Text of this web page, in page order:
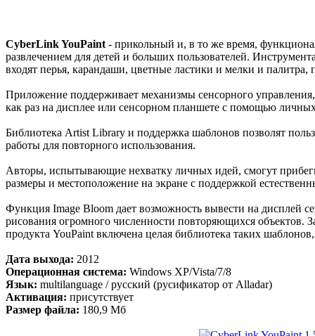
CyberLink YouPaint - прикольный и, в то же время,
развлечением для детей и больших пользователей.
входят перья, карандаши, цветные ластики и мелки и
Приложение поддерживает механизмы сенсорного
как раз на дисплее или сенсорном планшете с помощью
Библиотека Artist Library и поддержка шаблонов позволят
работы для повторного использования.
Авторы, испытывающие нехватку личных идей, смогут
размеры и местоположение на экране с поддержкой
Функция Image Bloom дает возможность вывести на дисплей
рисования огромного численности повторяющихся объектов.
продукта YouPaint включена целая библиотека таких
Дата выхода: 2012
Операционная система: Windows XP/Vista/7/8
Язык: multilanguage / русский (русификатор от Alladar)
Активация: присутствует
Размер файла: 180,9 Мб